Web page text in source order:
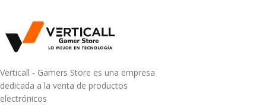
Verticall - Gamers Store es una empresa
dedicada a la venta de productos
electrónicos